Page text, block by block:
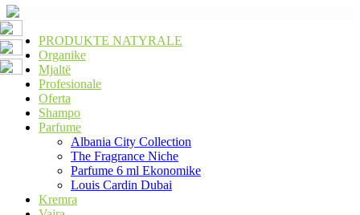
PRODUKTE NATYRALE
Organike
Mjaltë
Profesionale
Oferta
Shampo
Parfume
Albania City Collection
The Fragrance Niche
Parfume 6 ml Ekonomike
Louis Cardin Dubai
Kremra